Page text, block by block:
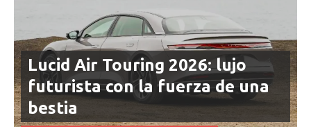
Lucid Air Touring 2026: lujo
futurista con la fuerza de una
bestia